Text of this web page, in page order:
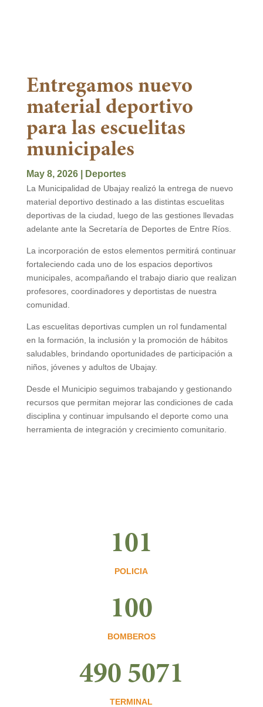
Entregamos nuevo
material deportivo
para las escuelitas
municipales
May 8, 2026| Deportes
La Municipalidad de Ubajay realizó la entrega de nuevo
material deportivo destinado a las distintas escuelitas
deportivas de la ciudad, luego de las gestiones llevadas
adelante ante la Secretaría de Deportes de Entre Ríos.
La incorporación de estos elementos permitirá continuar
fortaleciendo cada uno de los espacios deportivos
municipales, acompañando el trabajo diario que realizan
profesores, coordinadores y deportistas de nuestra
comunidad.
Las escuelitas deportivas cumplen un rol fundamental
en la formación, la inclusión y la promoción de hábitos
saludables, brindando oportunidades de participación a
niños, jóvenes y adultos de Ubajay.
Desde el Municipio seguimos trabajando y gestionando
recursos que permitan mejorar las condiciones de cada
disciplina y continuar impulsando el deporte como una
herramienta de integración y crecimiento comunitario.
101
POLICIA
100
BOMBEROS
490 5071
TERMINAL